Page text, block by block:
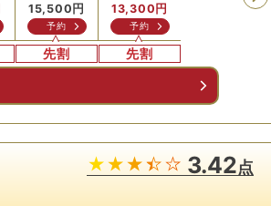
15,500 円
予約
先割
13,300 円
予約
先割
円
3.42点